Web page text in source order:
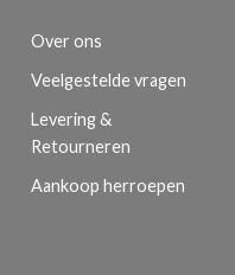
Over ons
Veelgestelde vragen
Levering &
Retourneren
Aankoop herroepen